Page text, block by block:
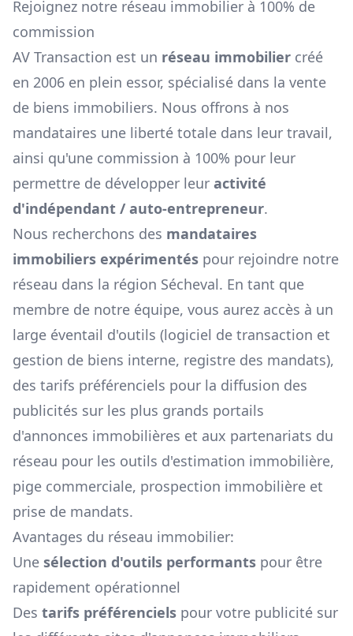
Rejoignez notre réseau immobilier à 100% de
commission
AV Transaction est un réseau immobilier créé
en 2006 en plein essor, spécialisé dans la vente
de biens immobiliers. Nous offrons à nos
mandataires une liberté totale dans leur travail,
ainsi qu'une commission à 100% pour leur
permettre de développer leur activité
d'indépendant / auto-entrepreneur.
Nous recherchons des mandataires
immobiliers expérimentés pour rejoindre notre
réseau dans la région Sécheval. En tant que
membre de notre équipe, vous aurez accès à un
large éventail d'outils (logiciel de transaction et
gestion de biens interne, registre des mandats),
des tarifs préférenciels pour la diffusion des
publicités sur les plus grands portails
d'annonces immobilières et aux partenariats du
réseau pour les outils d'estimation immobilière,
pige commerciale, prospection immobilière et
prise de mandats.
Avantages du réseau immobilier:
Une sélection d'outils performants pour être
rapidement opérationnel
Des tarifs préférenciels pour votre publicité sur